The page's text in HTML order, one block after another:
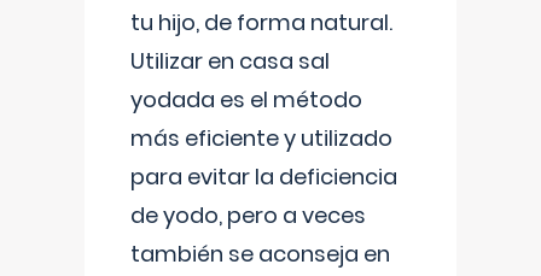
tu hijo, de forma natural.
Utilizar en casa sal
yodada es el método
más eficiente y utilizado
para evitar la deficiencia
de yodo, pero a veces
también se aconseja en